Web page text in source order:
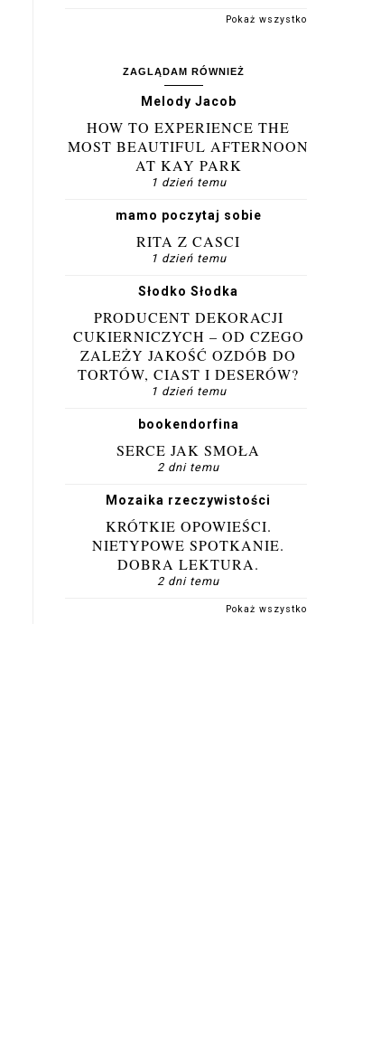
Pokaż wszystko
ZAGLĄDAM RÓWNIEŻ
Melody Jacob
HOW TO EXPERIENCE THE
MOST BEAUTIFUL AFTERNOON
AT KAY PARK
1 dzień temu
mamo poczytaj sobie
RITA Z CASCI
1 dzień temu
Słodko Słodka
PRODUCENT DEKORACJI
CUKIERNICZYCH – OD CZEGO
ZALEŻY JAKOŚĆ OZDÓB DO
TORTÓW, CIAST I DESERÓW?
1 dzień temu
bookendorfina
SERCE JAK SMOŁA
2 dni temu
Mozaika rzeczywistości
KRÓTKIE OPOWIEŚCI.
NIETYPOWE SPOTKANIE.
DOBRA LEKTURA.
2 dni temu
Pokaż wszystko